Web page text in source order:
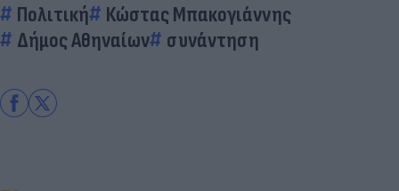
Πολιτική
Κώστας Μπακογιάννης
Δήμος Αθηναίων
συνάντηση